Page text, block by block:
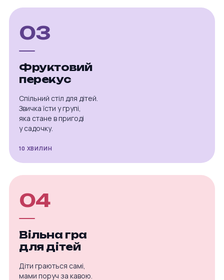
03
Фруктовий
перекус
Спільний стіл для дітей.
Звичка їсти у групі,
яка стане в пригоді
у садочку.
10 ХВИЛИН
04
Вільна гра
для дітей
Діти граються самі,
мами поруч за кавою.